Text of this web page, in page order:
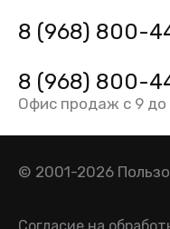
8 (968) 800-
8 (968) 800-
Офис продаж с 9 до
© 2001-2026